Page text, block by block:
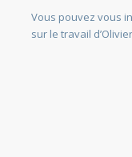
Vous pouvez vous
sur le travail